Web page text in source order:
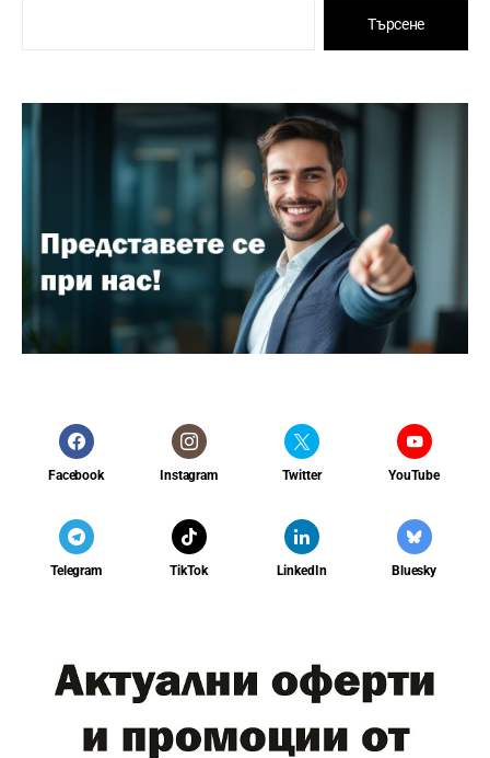
Търсене
Facebook Instagram Twitter YouTube
Telegram TikTok LinkedIn Bluesky